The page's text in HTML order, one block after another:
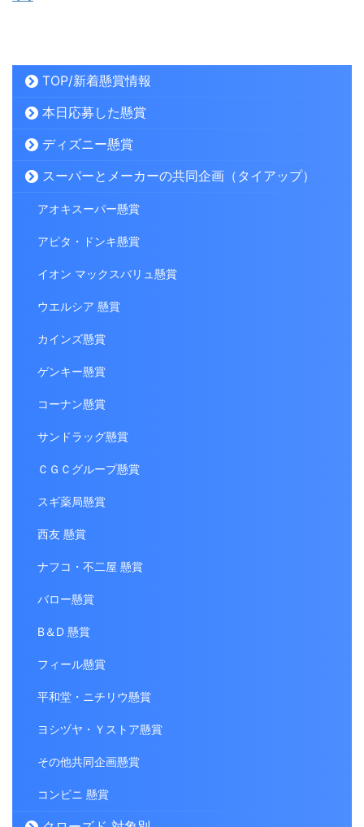
TOP/新着懸賞情報
本日応募した懸賞
ディズニー懸賞
スーパーとメーカーの共同企画（タイアップ）
アオキスーパー懸賞
アピタ・ドンキ懸賞
イオン マックスバリュ懸賞
ウエルシア 懸賞
カインズ懸賞
ゲンキー懸賞
コーナン懸賞
サンドラッグ懸賞
ＣＧＣグループ懸賞
スギ薬局懸賞
西友 懸賞
ナフコ・不二屋 懸賞
バロー懸賞
B＆D 懸賞
フィール懸賞
平和堂・ニチリウ懸賞
ヨシヅヤ・Ｙストア懸賞
その他共同企画懸賞
コンビニ 懸賞